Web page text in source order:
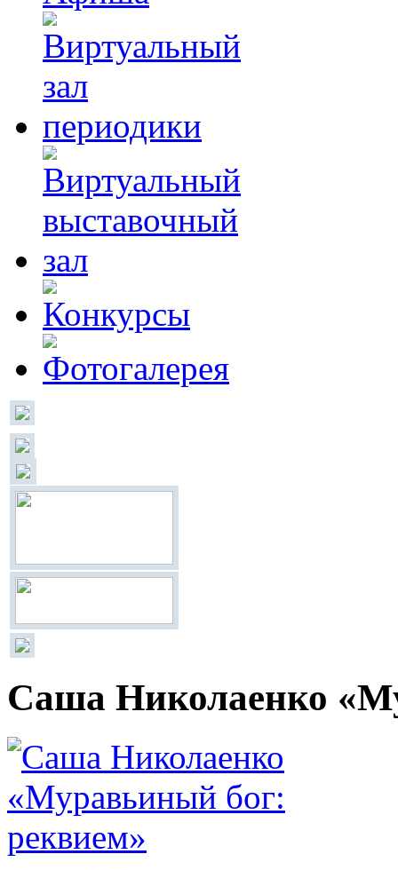
Саша Николаенко